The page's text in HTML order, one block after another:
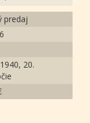
predaj
20.